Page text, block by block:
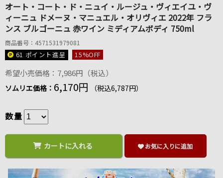
オート・コート・ド・ニュイ・ルージュ・ヴィエイユ・ヴ
ィーニュ ドメーヌ・マニュエル・オリヴィエ 2022年 フラ
ンス ブルゴーニュ 赤ワイン ミディアムボディ 750ml
商品番号：4571531979081
61 ポイント進呈 15%OFF
希望小売価格：7,986円（税込）
ソムリエ価格： 6,170円 （税込6,787円）
数量
カートに入れる お気に入りに追加